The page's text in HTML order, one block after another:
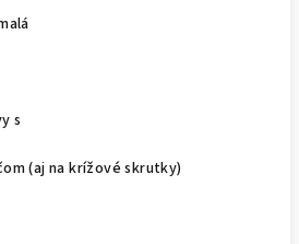
s
(aj na krížové skrutky)